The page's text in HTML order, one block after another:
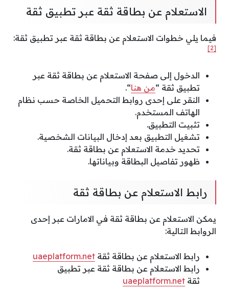
الاستعلام عن بطاقة ثقة عبر تطبيق ثقة
فيما يلي خطوات الاستعلام عن بطاقة ثقة عبر تطبيق ثقة:
[2]
الدخول إلى صفحة الاستعلام عن بطاقة ثقة عبر
تطبيق ثقة “من هنا“.
النقر على إحدى روابط التحميل الخاصة حسب نظام
الهاتف المستخدم.
تثبيت التطبيق.
تشغيل التطبيق بعد إدخال البيانات الشخصية.
تحديد خدمة الاستعلام عن بطاقة ثقة.
ظهور تفاصيل البطاقة وبياناتها.
رابط الاستعلام عن بطاقة ثقة
يمكن الاستعلام عن بطاقة ثقة في الامارات عبر إحدى
الروابط التالية:
رابط الاستعلام عن بطاقة ثقة uaeplatform.net
رابط الاستعلام عن بطاقة ثقة عبر تطبيق
ثقة uaeplatform.net